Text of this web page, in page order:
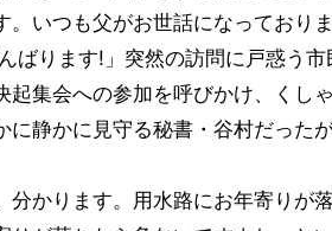
。いつも父がお世話になっており
ばります!」突然の訪問に戸惑う
起集会への参加を呼びかけ、くし
に静かに見守る秘書・谷村だった
分かります。用水路にお年寄りが